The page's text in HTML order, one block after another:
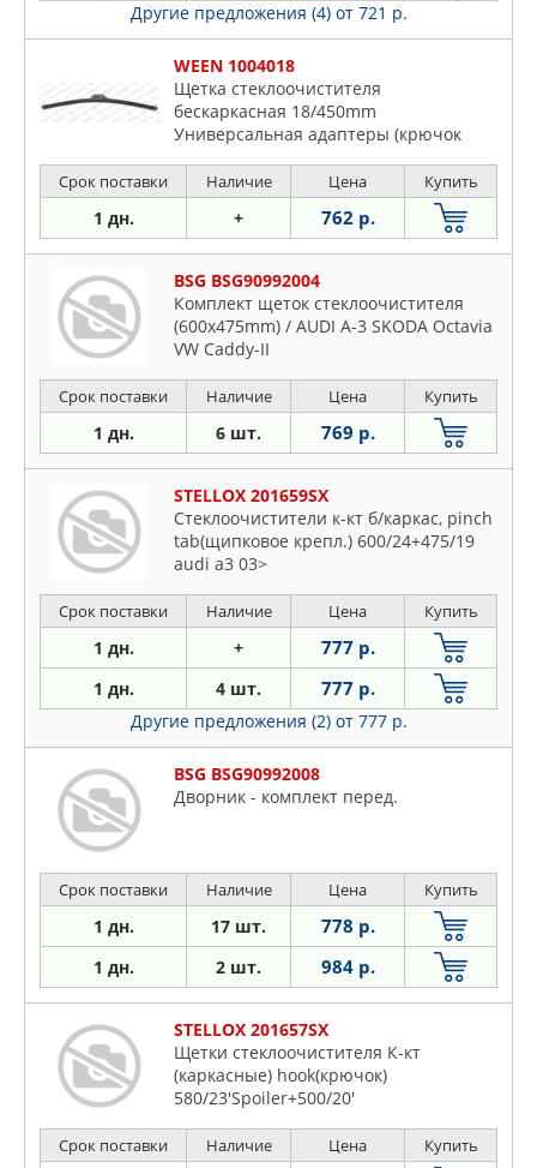
Другие предложения (4) от 721 р.
WEEN 1004018
Щетка стеклоочистителя
бескаркасная 18/450mm
Универсальная адаптеры (крючок
Срок поставки Наличие Цена Купить
1 дн. + 762 р.
BSG BSG90992004
Комплект щеток стеклоочистителя
(600x475mm) / AUDI A-3 SKODA Octavia
VW Caddy-II
Срок поставки Наличие Цена Купить
1 дн. 6 шт. 769 р.
STELLOX 201659SX
Стеклоочистители к-кт б/каркас, pinch
tab(щипковое крепл.) 600/24+475/19
audi a3 03>
Срок поставки Наличие Цена Купить
1 дн. + 777 р.
1 дн. 4 шт. 777 р.
Другие предложения (2) от 777 р.
BSG BSG90992008
Дворник - комплект перед.
Срок поставки Наличие Цена Купить
1 дн. 17 шт. 778 р.
1 дн. 2 шт. 984 р.
STELLOX 201657SX
Щетки стеклоочистителя К-кт
(каркасные) hook(крючок)
580/23'Spoiler+500/20'
Срок поставки Наличие Цена Купить